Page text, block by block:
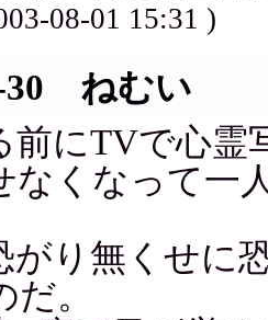
08-01 15:31 )
30 ねむい
前にTVで心霊
なくなって一
がり無くせに
。